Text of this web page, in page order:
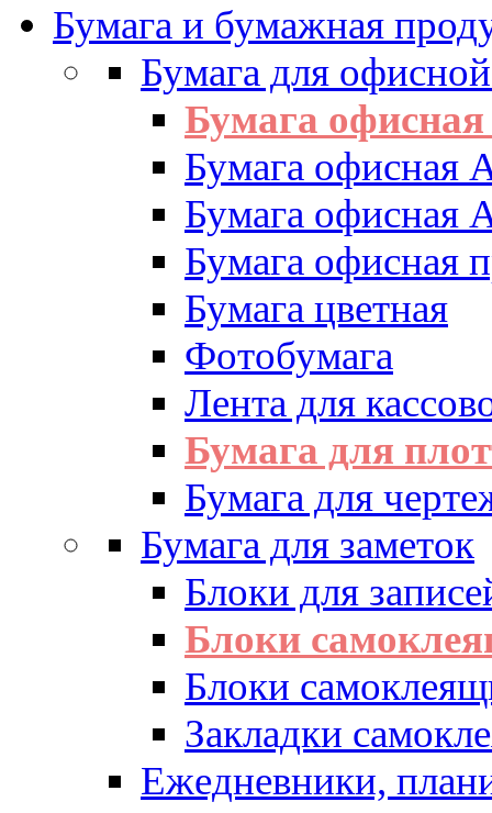
Бумага и бумажная
Бумага для
Бумага
Бумага офисная
Бумага офисная
Бумага офисная
Бумага цветная
Фотобумага
Лента для
Бумага для
Бумага для
Бумага для заметок
Блоки для
Блоки
Блоки
Закладки
Ежедневники,